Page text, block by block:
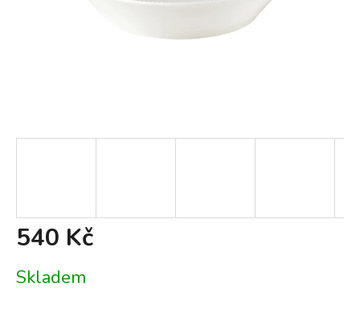
540 Kč
cena:
Skladem